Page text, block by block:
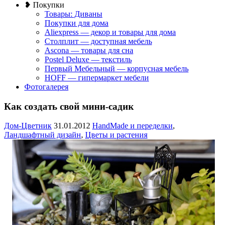
❥ Покупки
Товары: Диваны
Покупки для дома
Aliexpress — декор и товары для дома
Столплит — доступная мебель
Ascona — товары для сна
Postel Deluxe — текстиль
Первый Мебельный — корпусная мебель
HOFF — гипермаркет мебели
Фотогалерея
Как создать свой мини-садик
Дом-Цветник 31.01.2012 HandMade и переделки,
Ландшафтный дизайн, Цветы и растения